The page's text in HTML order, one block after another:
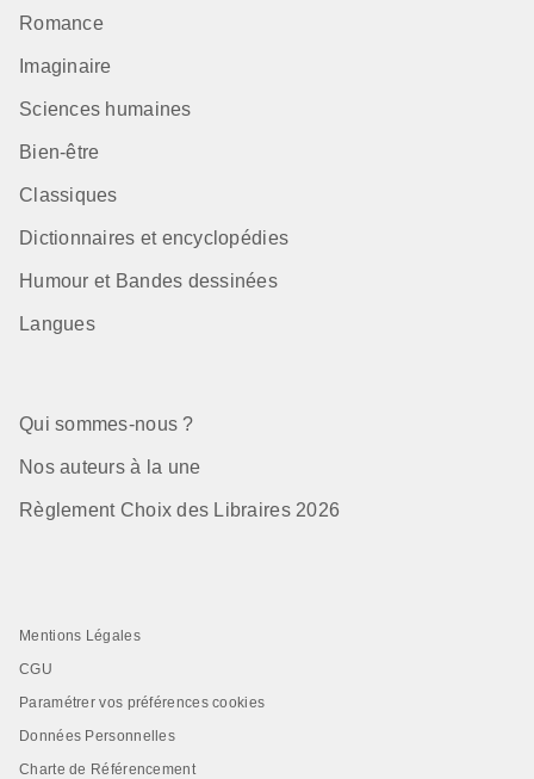
Romance
Imaginaire
Sciences humaines
Bien-être
Classiques
Dictionnaires et encyclopédies
Humour et Bandes dessinées
Langues
Qui sommes-nous ?
Nos auteurs à la une
Règlement Choix des Libraires 2026
Mentions Légales
CGU
Paramétrer vos préférences cookies
Données Personnelles
Charte de Référencement